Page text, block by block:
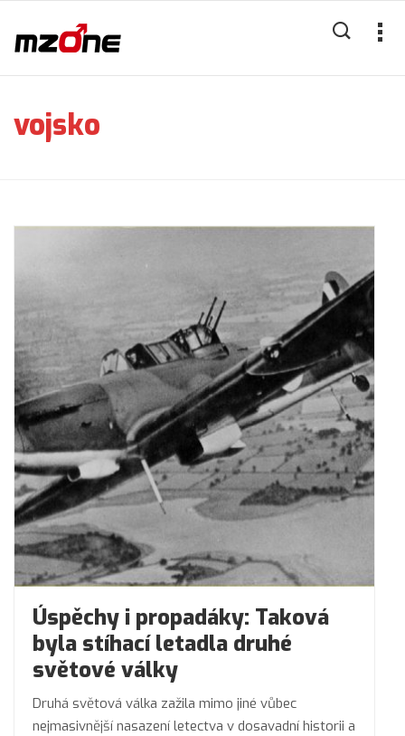
vojsko
Úspěchy i propadáky: Taková
byla stíhací letadla druhé
světové války
Druhá světová válka zažila mimo jiné vůbec
nejmasivnější nasazení letectva v dosavadní historii a